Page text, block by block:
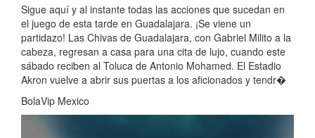
Sigue aquí y al instante todas las acciones que sucedan en
el juego de esta tarde en Guadalajara. ¡Se viene un
partidazo! Las Chivas de Guadalajara, con Gabriel Milito a la
cabeza, regresan a casa para una cita de lujo, cuando este
sábado reciben al Toluca de Antonio Mohamed. El Estadio
Akron vuelve a abrir sus puertas a los aficionados y tendr�
BolaVip Mexico